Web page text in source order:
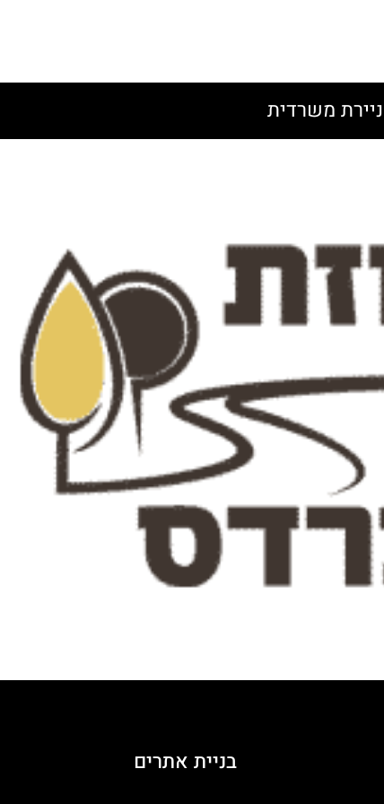
ניירת משרדית
בניית אתרים